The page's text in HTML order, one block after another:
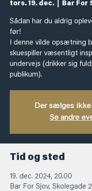
tors. 19. dec. Bar For
Sådan har du aldrig
før!
I denne vilde opsætning
skuespiller væsentligt
undervejs (drikker sig
publikum).
Der sælges
Se andre
Tid og sted
19. dec. 2024, 20.00
Bar For Sjov, Skolegade